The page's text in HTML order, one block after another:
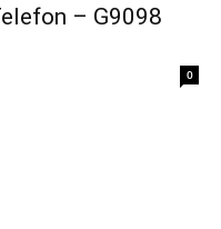
– G9098
0